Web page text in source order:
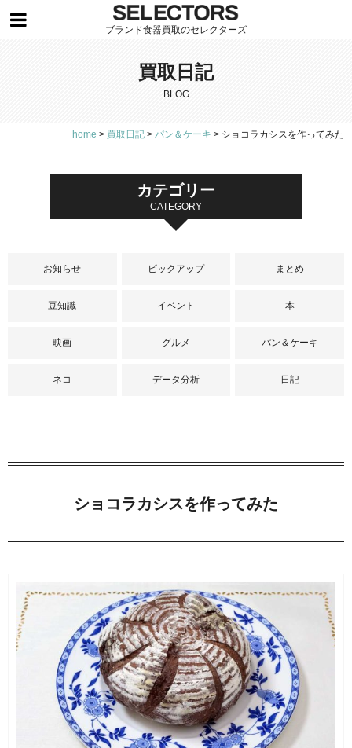
ブランド食器買取のセレクターズ
買取日記
BLOG
home > 買取日記 > パン＆ケーキ > ショコラカシスを作ってみた
カテゴリー
CATEGORY
お知らせ ピックアップ まとめ
豆知識 イベント 本
映画 グルメ パン＆ケーキ
ネコ データ分析 日記
ショコラカシスを作ってみた